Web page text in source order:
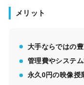
メリット
大手ならではの
管理費やシステ
永久0円の映像授